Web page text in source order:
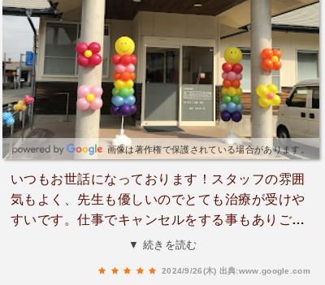
画像は著作権で保護されている場合があります。
いつもお世話になっております！スタッフの雰囲
気もよく、先生も優しいのでとても治療が受けや
すいです。仕事でキャンセルをする事もありご迷
惑をお掛けしていますが、これからもよろしくお
▼ 続きを読む
2024/9/26(木) 出典:www.google.com